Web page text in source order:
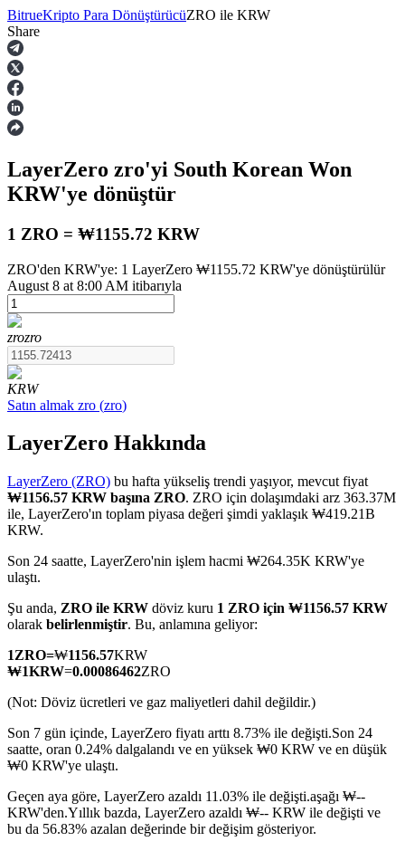
Vadeli İşlemler
USDT Vadeli İşlemleri
COIN-M Vadeli İşlemleri
Kripto Para Vadeli İşlemleri
Hisse senetleri, döviz, değerli metaller ve emtia türevleri
USDC Vadeli İşlemleri
USDC'yi teminat olarak kullanan vadeli işlemler
BitrueKripto Para DönüştürücüZRO ile KRW
Share
LayerZero zro'yi South Korean Won
KRW'ye dönüştür
1 ZRO = ₩1155.72 KRW
ZRO'den KRW'ye: 1 LayerZero ₩1155.72 KRW'ye dönüştürülür
August 8 at 8:00 AM itibarıyla
zrozro
KRW
Satın almak zro (zro)
LayerZero Hakkında
LayerZero (ZRO) bu hafta yükseliş trendi yaşıyor, mevcut fiyat
₩1156.57 KRW başına ZRO. ZRO için dolaşımdaki arz 363.37M
ile, LayerZero'ın toplam piyasa değeri şimdi yaklaşık ₩419.21B
KRW.
Son 24 saatte, LayerZero'nin işlem hacmi ₩264.35K KRW'ye
ulaştı.
Şu anda, ZRO ile KRW döviz kuru 1 ZRO için ₩1156.57 KRW
olarak belirlenmiştir. Bu, anlamına geliyor:
1ZRO=₩1156.57KRW
₩1KRW=0.00086462ZRO
(Not: Döviz ücretleri ve gaz maliyetleri dahil değildir.)
Son 7 gün içinde, LayerZero fiyatı arttı 8.73% ile değişti.Son 24
saatte, oran 0.24% dalgalandı ve en yüksek ₩0 KRW ve en düşük
₩0 KRW'ye ulaştı.
Geçen aya göre, LayerZero azaldı 11.03% ile değişti.aşağı ₩--
KRW'den.Yıllık bazda, LayerZero azaldı ₩-- KRW ile değişti ve
bu da 56.83% azalan değerinde bir değişim gösteriyor.